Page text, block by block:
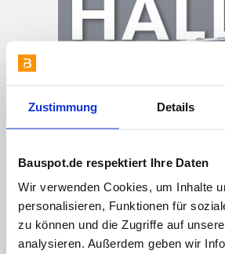
Zustimmung Details
Bauspot.de respektiert Ihre Daten
Wir verwenden Cookies, um Inhalte
personalisieren, Funktionen für
zu können und die Zugriffe auf
analysieren. Außerdem geben wir